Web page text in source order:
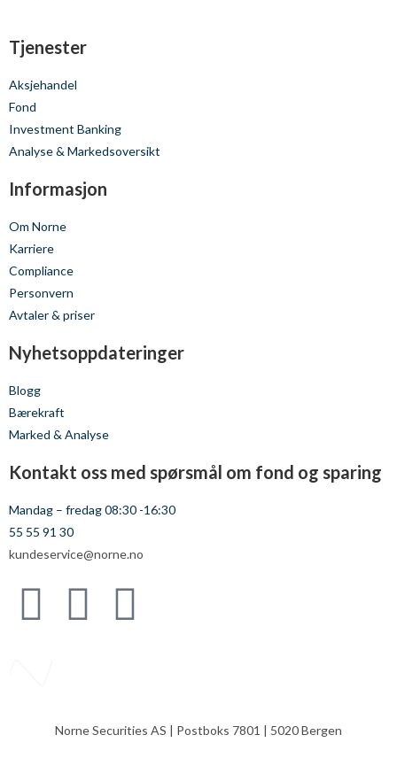
Tjenester
Aksjehandel
Fond
Investment Banking
Analyse & Markedsoversikt
Informasjon
Om Norne
Karriere
Compliance
Personvern
Avtaler & priser
Nyhetsoppdateringer
Blogg
Bærekraft
Marked & Analyse
Kontakt oss med spørsmål om fond og sparing
Mandag – fredag 08:30 -16:30
55 55 91 30
kundeservice@norne.no
Norne Securities AS | Postboks 7801 | 5020 Bergen